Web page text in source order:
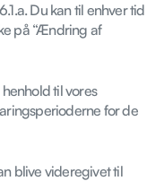
Du kan til enhver tid
på “Ændring af
til vores
for de
blive videregivet til